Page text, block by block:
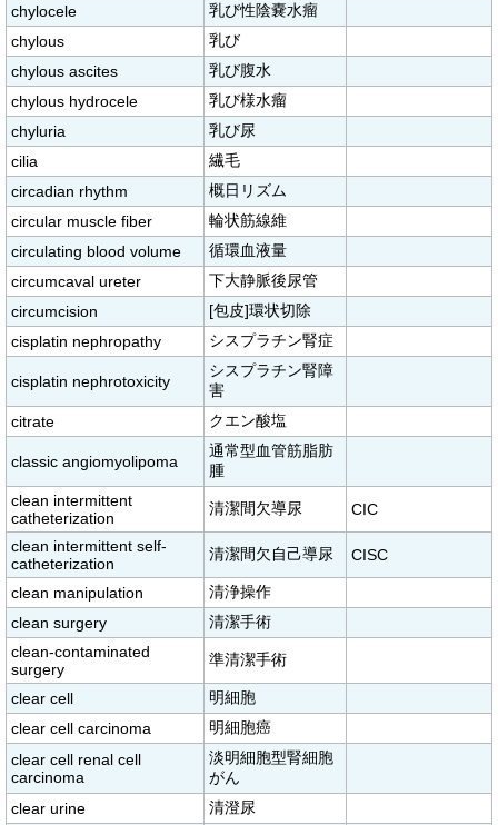
chylocele
乳び性陰嚢水瘤
chylous
乳び
chylous ascites
乳び腹水
chylous hydrocele
乳び様水瘤
chyluria
乳び尿
cilia
繊毛
circadian rhythm
概日リズム
circular muscle fiber
輪状筋線維
circulating blood volume
循環血液量
circumcaval ureter
下大静脈後尿管
circumcision
[包皮]環状切除
cisplatin nephropathy
シスプラチン腎症
cisplatin nephrotoxicity
シスプラチン腎障
害
citrate
クエン酸塩
classic angiomyolipoma
通常型血管筋脂肪
腫
clean intermittent
catheterization
清潔間欠導尿 CIC
clean intermittent self-
catheterization
清潔間欠自己導尿 CISC
clean manipulation
清浄操作
clean surgery
清潔手術
clean-contaminated
surgery
準清潔手術
clear cell
明細胞
clear cell carcinoma
明細胞癌
clear cell renal cell
carcinoma
淡明細胞型腎細胞
がん
clear urine
清澄尿